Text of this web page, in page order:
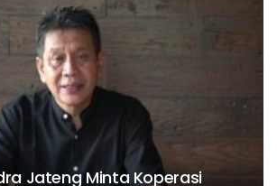
Jateng Minta Koperasi